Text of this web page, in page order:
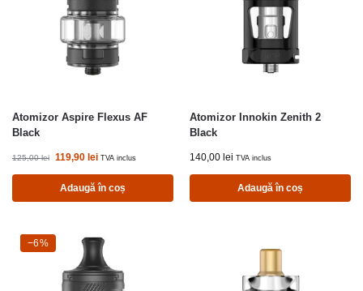
Atomizor Aspire Flexus AF
Black
125,00lei 119,90 lei TVA inclus
Adaugă în coș
Atomizor Innokin Zenith 2
Black
140,00 lei TVA inclus
Adaugă în coș
-6%
−6%